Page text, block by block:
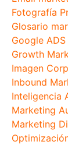
Fotografía
Glosario
Google ADS
Growth
Imagen
Inbound
Inteligencia
Marketing
Marketing